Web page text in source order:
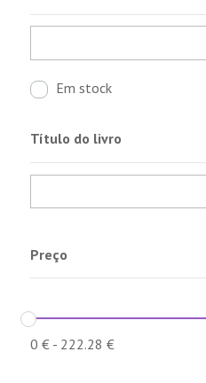
Em stock
Título do livro
Preço
0 €- 222.28 €